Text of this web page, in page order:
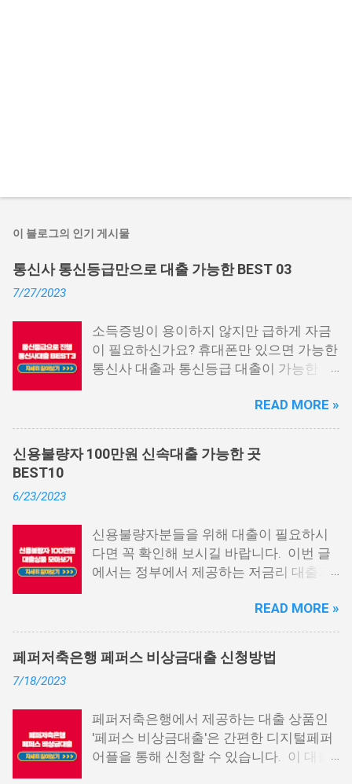
이 블로그의 인기 게시물
통신사 통신등급만으로 대출 가능한 BEST 03
7/27/2023
소득증빙이 용이하지 않지만 급하게 자금
이 필요하신가요? 휴대폰만 있으면 가능한
통신사 대출과 통신등급 대출이 가능한 곳
신사 대출이란? 급히 자금이 필요한 상황
이 발생하면, 때로는 소액 대출을 고려해야
할 수도 있습니다. 하지만 이직 준비로 인
해 무직 상태이거나 소득 증빙이 어려운 상
대출 상품은 휴대폰만 있으면 간편하게 신
청할 수 있으며, 통신 등급에 따라 대출이
가능합니다. 마치 신용등급처럼 등급별로
부 내역과 장기간에 걸쳐 통신사를 이용한
우량한 고객이면, 추가 혜택도 받을 수 있
습니다. 급히 자금이 필요한 경우, 소액 대
출이 용이하지 않을 수 있습니다. 특히, 현
해야 할 수도 있습니다. 그러나 통신사 대
출을 고민해보셨다면, 무직자에게는 매우
기쁜 소식일 것입니다. 통신사 대출은 휴대
READ MORE »
신용불량자 100만원 신속대출 가능한 곳
BEST10
6/23/2023
신용불량자분들을 위해 대출이 필요하시
다면 꼭 확인해 보시길 바랍니다. 이번 글
에서는 정부에서 제공하는 저금리 대출과
상위 10개 상품을 추천해 드립니다. 📌 목
차 1. 소액생계비대출: 연체자 100만원 대
출 2. 신용회복위원회 성실상환자대출 3.
신용회복위원회 비대면 간편대출 4. 햇살
7. 국민행복기금 소액대출 8. 웰컴저축은
행 웰컴희망대출 9. 미래크레디트대부 10.
신용불량자 자동차담보대출 11. 결론 1. 소
READ MORE »
페퍼저축은행 페퍼스 비상금대출 신청방법
7/18/2023
페퍼저축은행에서 제공하는 대출 상품인
'페퍼스 비상금대출'은 간편한 디지털페퍼
어플을 통해 신청할 수 있습니다. 이 대출